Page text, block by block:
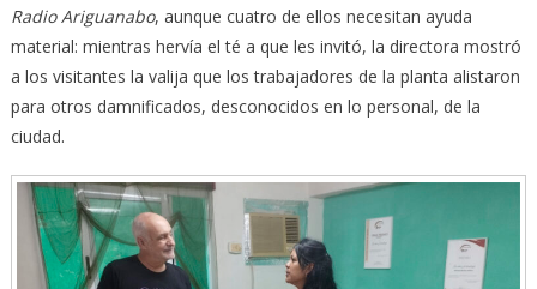
Radio Ariguanabo, aunque cuatro de ellos necesitan ayuda
material: mientras hervía el té a que les invitó, la directora mostró
a los visitantes la valija que los trabajadores de la planta alistaron
para otros damnificados, desconocidos en lo personal, de la
ciudad.